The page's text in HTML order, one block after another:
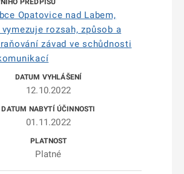
Opatovice nad Labem,
rozsah, způsob a
závad ve schůdnosti
12.10.2022
01.11.2022
Platné